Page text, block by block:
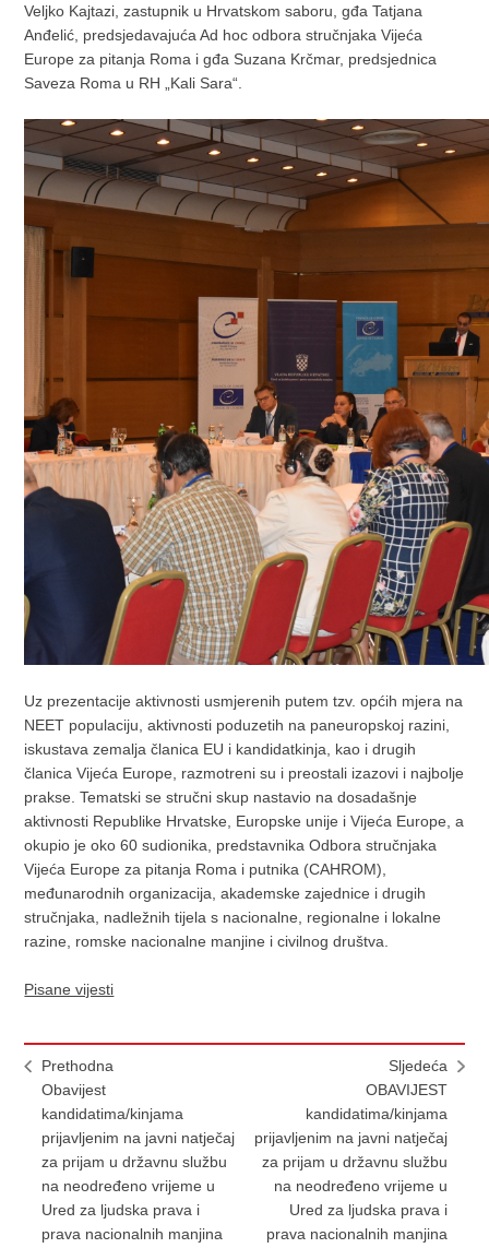
Veljko Kajtazi, zastupnik u Hrvatskom saboru, gđa Tatjana
Anđelić, predsjedavajuća Ad hoc odbora stručnjaka Vijeća
Europe za pitanja Roma i gđa Suzana Krčmar, predsjednica
Saveza Roma u RH „Kali Sara“.
Uz prezentacije aktivnosti usmjerenih putem tzv. općih mjera na
NEET populaciju, aktivnosti poduzetih na paneuropskoj razini,
iskustava zemalja članica EU i kandidatkinja, kao i drugih
članica Vijeća Europe, razmotreni su i preostali izazovi i najbolje
prakse. Tematski se stručni skup nastavio na dosadašnje
aktivnosti Republike Hrvatske, Europske unije i Vijeća Europe, a
okupio je oko 60 sudionika, predstavnika Odbora stručnjaka
Vijeća Europe za pitanja Roma i putnika (CAHROM),
međunarodnih organizacija, akademske zajednice i drugih
stručnjaka, nadležnih tijela s nacionalne, regionalne i lokalne
razine, romske nacionalne manjine i civilnog društva.
Pisane vijesti
Prethodna
Obavijest
kandidatima/kinjama
prijavljenim na javni natječaj
za prijam u državnu službu
na neodređeno vrijeme u
Ured za ljudska prava i
prava nacionalnih manjina
Sljedeća
OBAVIJEST
kandidatima/kinjama
prijavljenim na javni natječaj
za prijam u državnu službu
na neodređeno vrijeme u
Ured za ljudska prava i
prava nacionalnih manjina